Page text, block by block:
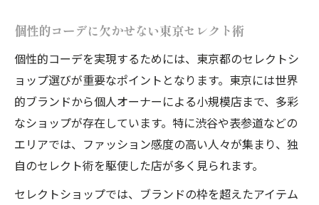
ード
個性的コーデ好きが注目する新しい重ね着
東京個性的な服屋のレイヤード活用法
レイヤードスタイルで先取る個性的コーデ
個性的コーデが好きな人の集う場所の魅力
個性的コーデ愛好家が集まる東京スポット
東京個性的セレクトショップの魅力を解説
個性的コーデ派に人気の選物店の特徴
個性的コーデに欠かせない東京セレクト術
個性的コーデを実現するためには、東京都のセレクトシ
ョップ選びが重要なポイントとなります。東京には世界
的ブランドから個人オーナーによる小規模店まで、多彩
なショップが存在しています。特に渋谷や表参道などの
エリアでは、ファッション感度の高い人々が集まり、独
自のセレクト術を駆使した店が多く見られます。
セレクトショップでは、ブランドの枠を超えたアイテム